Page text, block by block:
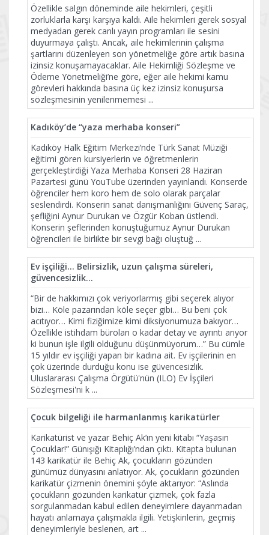
Özellikle salgın döneminde aile hekimleri, çeşitli
zorluklarla karşı karşıya kaldı. Aile hekimleri gerek sosyal
medyadan gerek canlı yayın programları ile sesini
duyurmaya çalıştı. Ancak, aile hekimlerinin çalışma
şartlarını düzenleyen son yönetmeliğe göre artık basına
izinsiz konuşamayacaklar. Aile Hekimliği Sözleşme ve
Ödeme Yönetmeliği’ne göre, eğer aile hekimi kamu
görevleri hakkında basına üç kez izinsiz konuşursa
sözleşmesinin yenilenmemesi ...
Kadıköy’de “yaza merhaba konseri”
Kadıköy Halk Eğitim Merkezi’nde Türk Sanat Müziği
eğitimi gören kursiyerlerin ve öğretmenlerin
gerçekleştirdiği Yaza Merhaba Konseri 28 Haziran
Pazartesi günü YouTube üzerinden yayınlandı. Konserde
öğrenciler hem koro hem de solo olarak parçalar
seslendirdi. Konserin sanat danışmanlığını Güvenç Saraç,
şefliğini Aynur Durukan ve Özgür Koban üstlendi.
Konserin şeflerinden konuştuğumuz Aynur Durukan
öğrencileri ile birlikte bir sevgi bağı oluştuğ ...
Ev işçiliği... Belirsizlik, uzun çalışma süreleri,
güvencesizlik...
“Bir de hakkımızı çok veriyorlarmış gibi seçerek alıyor
bizi… Köle pazarından köle seçer gibi… Bu beni çok
acıtıyor… Kimi fiziğimize kimi diksiyonumuza bakıyor…
Özellikle istihdam büroları o kadar detay ve ayrıntı arıyor
ki bunun işle ilgili olduğunu düşünmüyorum…” Bu cümle
15 yıldır ev işçiliği yapan bir kadına ait. Ev işçilerinin en
çok üzerinde durduğu konu ise güvencesizlik.
Uluslararası Çalışma Örgütü'nün (ILO) Ev İşçileri
Sözleşmesi'ni k ...
Çocuk bilgeliği ile harmanlanmış karikatürler
Karikatürist ve yazar Behiç Ak’ın yeni kitabı “Yaşasın
Çocuklar!” Günışığı Kitaplığı’ndan çıktı. Kitapta bulunan
143 karikatür ile Behiç Ak, çocukların gözünden
günümüz dünyasını anlatıyor. Ak, çocukların gözünden
karikatür çizmenin önemini şöyle aktarıyor: “Aslında
çocukların gözünden karikatür çizmek, çok fazla
sorgulanmadan kabul edilen deneyimlere dayanmadan
hayatı anlamaya çalışmakla ilgili. Yetişkinlerin, geçmiş
deneyimleriyle beslenen, art ...